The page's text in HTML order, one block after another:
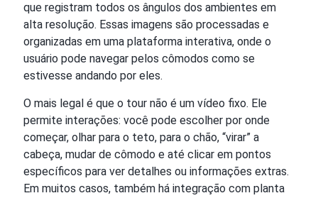
que registram todos os ângulos dos ambientes em
alta resolução. Essas imagens são processadas e
organizadas em uma plataforma interativa, onde o
usuário pode navegar pelos cômodos como se
estivesse andando por eles.
O mais legal é que o tour não é um vídeo fixo. Ele
permite interações: você pode escolher por onde
começar, olhar para o teto, para o chão, “virar” a
cabeça, mudar de cômodo e até clicar em pontos
específicos para ver detalhes ou informações extras.
Em muitos casos, também há integração com planta